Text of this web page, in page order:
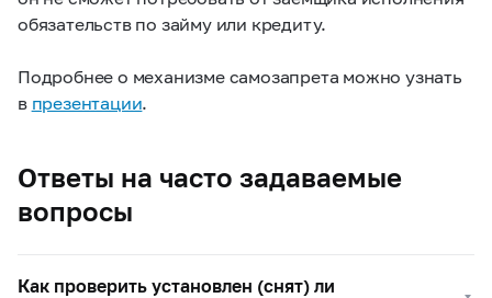
обязательств по займу или кредиту.
Подробнее о механизме самозапрета можно узнать
в презентации.
Ответы на часто задаваемые
вопросы
Как проверить установлен (снят) ли